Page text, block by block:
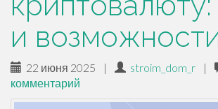
и
22 июня 2025 | stroim_dom_r |
комментарий